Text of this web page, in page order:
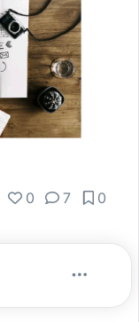
0 7 0
eu, e tem